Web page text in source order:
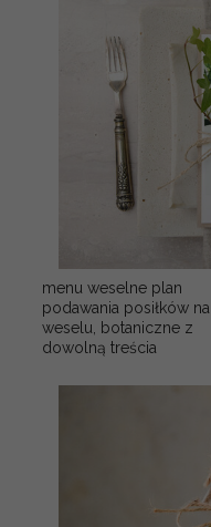
menu weselne plan
podawania posiłków na
weselu, botaniczne z
dowolną treścia